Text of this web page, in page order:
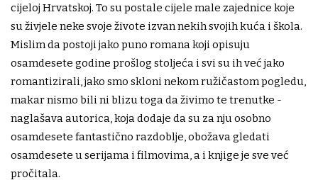
cijeloj Hrvatskoj. To su postale cijele male zajednice koje
su živjele neke svoje živote izvan nekih svojih kuća i škola.
Mislim da postoji jako puno romana koji opisuju
osamdesete godine prošlog stoljeća i svi su ih već jako
romantizirali, jako smo skloni nekom ružičastom pogledu,
makar nismo bili ni blizu toga da živimo te trenutke -
naglašava autorica, koja dodaje da su za nju osobno
osamdesete fantastično razdoblje, obožava gledati
osamdesete u serijama i filmovima, a i knjige je sve već
pročitala.